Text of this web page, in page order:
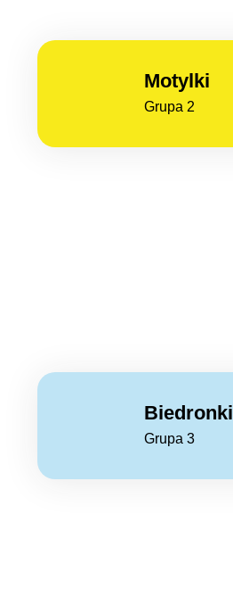
Motylki
Grupa 2
Biedronki
Grupa 3